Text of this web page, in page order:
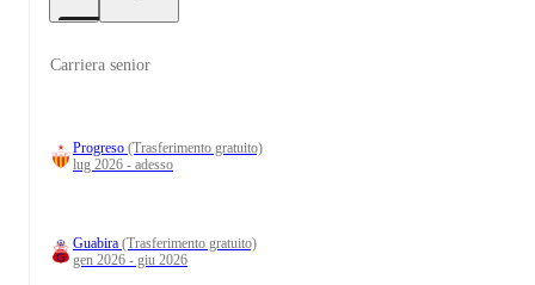
Carriera senior
Progreso (Trasferimento gratuito)
lug 2026 - adesso
Guabira (Trasferimento gratuito)
gen 2026 - giu 2026